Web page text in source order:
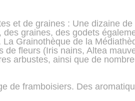
et de graines : Une dizaine
graines, des godets
Grainothèque de la
de fleurs (Iris nains, Altea
arbustes, ainsi que de
de framboisiers. Des